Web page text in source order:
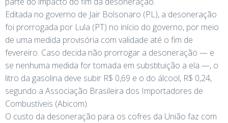
Editada no governo de Jair Bolsonaro (PL), a desoneração
foi prorrogada por Lula (PT) no início do governo, por meio
de uma medida provisória com validade até o fim de
fevereiro. Caso decida não prorrogar a desoneração — e
se nenhuma medida for tomada em substituição a ela —, o
litro da gasolina deve subir R$ 0,69 e o do álcool, R$ 0,24,
segundo a Associação Brasileira dos Importadores de
Combustíveis (Abicom).
O custo da desoneração para os cofres da União faz com